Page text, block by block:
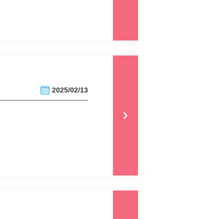
2025/02/13